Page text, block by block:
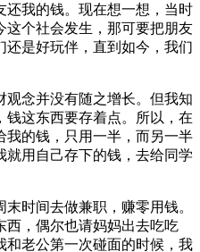
还我的钱。现在想一想，当时
这个社会发生，那可要把朋友
还是好玩伴，直到如今，我们
念并没有随之增长。但我知
这东西要存着点。所以，在
我的钱，只用一半，而另一半
就用自己存下的钱，去给同学
时间去做兼职，赚零用钱。
西，偶尔也请妈妈出去吃吃
和老公第一次碰面的时候，我